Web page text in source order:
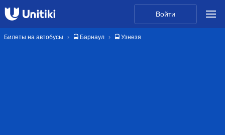
Войти
Билеты на автобусы 🚍 Барнаул 🚍 Узнезя